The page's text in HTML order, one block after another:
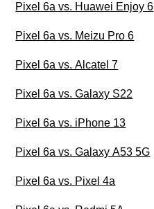
Pixel 6a vs. Huawei Enjoy 6
Pixel 6a vs. Meizu Pro 6
Pixel 6a vs. Alcatel 7
Pixel 6a vs. Galaxy S22
Pixel 6a vs. iPhone 13
Pixel 6a vs. Galaxy A53 5G
Pixel 6a vs. Pixel 4a